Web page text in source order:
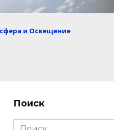
и Освещение
Поиск
Search